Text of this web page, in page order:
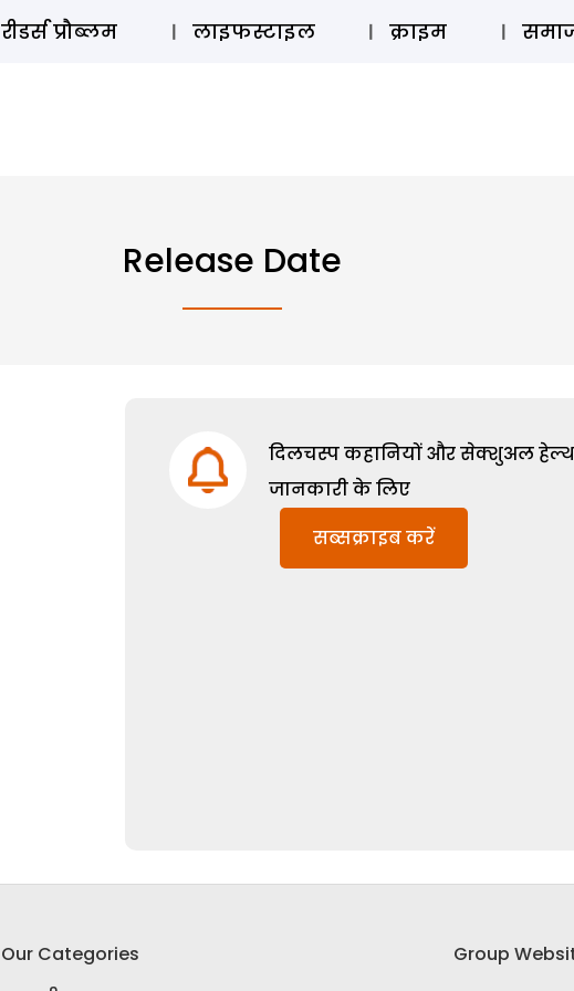
ऑडियो स्टोरी
रीडर्स प्रौब्लम लाइफस्टाइल क्राइम
Release Date
दिलचस्प कहानियों और सेक्शुअल
जानकारी के लिए
सब्सक्राइब करें
Our Categories
Group